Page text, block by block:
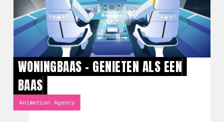
WONINGBAAS - GENIETEN ALS EEN
BAAS
Animation Agency